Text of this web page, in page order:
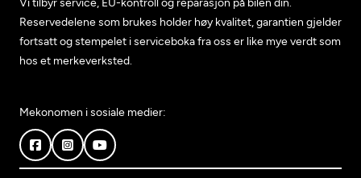
Vi tilbyr service, EU-kontroll og reparasjon på bilen din.
Reservedelene som brukes holder høy kvalitet, garantien gjelder
fortsatt og stempelet i serviceboka fra oss er like mye verdt som
hos et merkeverksted.
Mekonomen i sosiale medier: